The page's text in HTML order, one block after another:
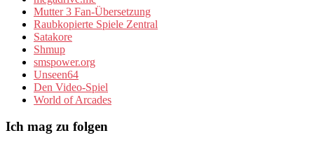
Mutter 3 Fan-Übersetzung
Raubkopierte Spiele Zentral
Satakore
Shmup
smspower.org
Unseen64
Den Video-Spiel
World of Arcades
Ich mag zu folgen